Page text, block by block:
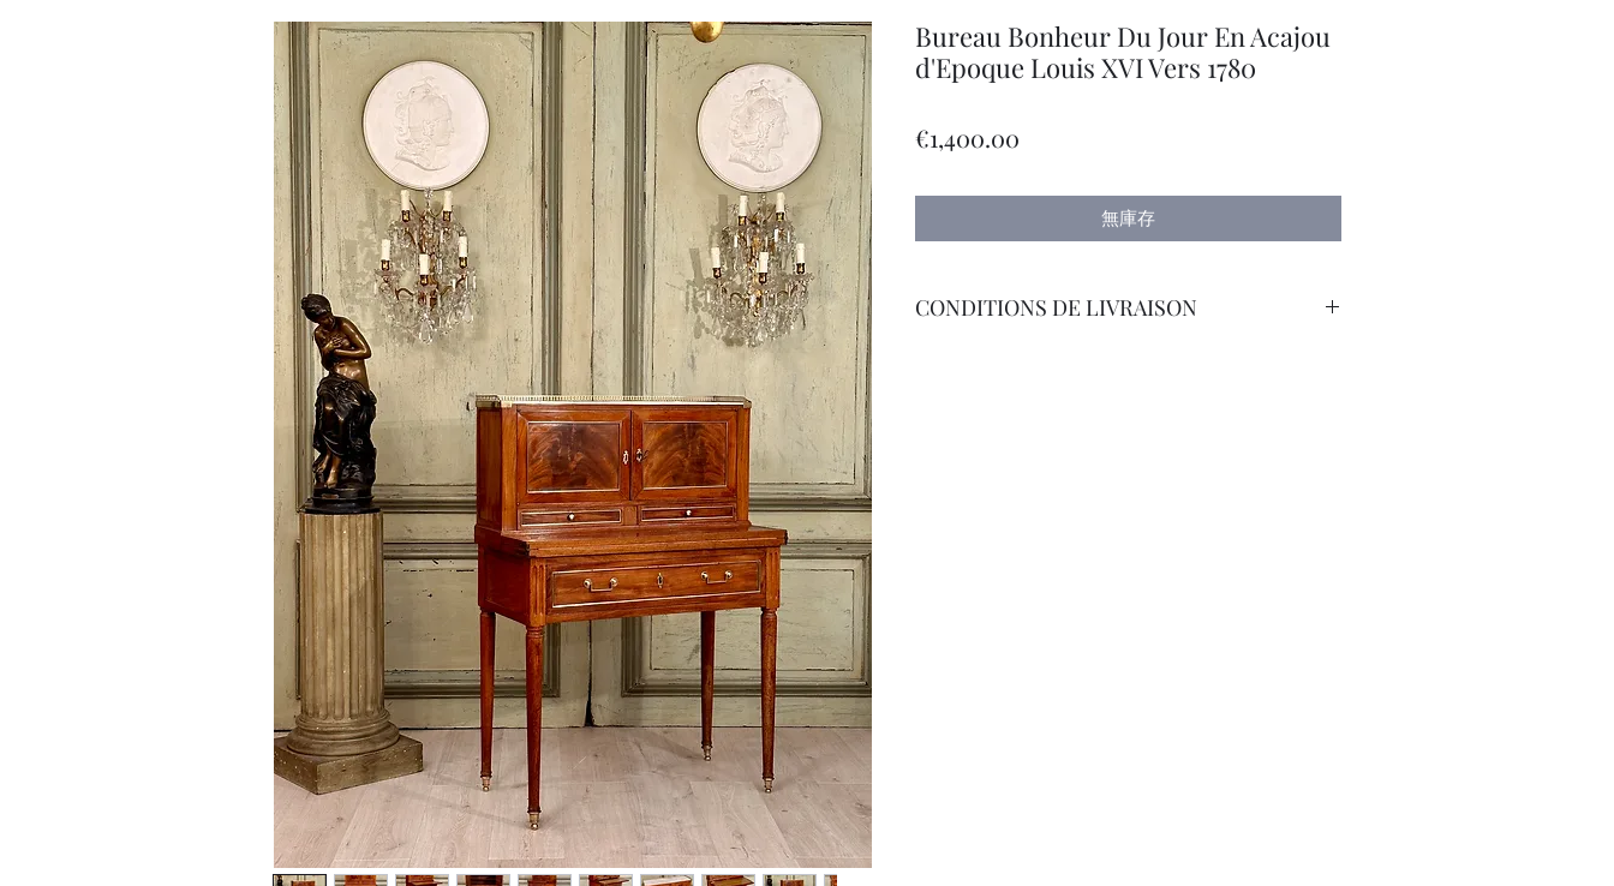
Bureau Bonheur Du Jour En Acajou
d'Epoque Louis XVI Vers 1780
€1,400.00
無庫存
CONDITIONS DE LIVRAISON